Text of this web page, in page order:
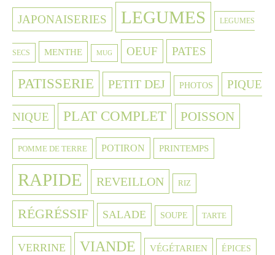
JAPONAISERIES LEGUMES LEGUMES
SECS MENTHE MUG OEUF PATES
PATISSERIE PETIT DEJ PHOTOS PIQUE
NIQUE PLAT COMPLET POISSON
POMME DE TERRE POTIRON PRINTEMPS
RAPIDE REVEILLON RIZ
RÉGRÉSSIF SALADE SOUPE TARTE
VERRINE VIANDE VÉGÉTARIEN ÉPICES